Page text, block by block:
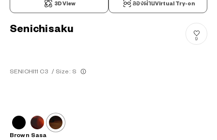
3D View ลองผ่านVirtual Try-on
Senichisaku
SENICHI11 C3 / Size: S
9
Brown Sasa